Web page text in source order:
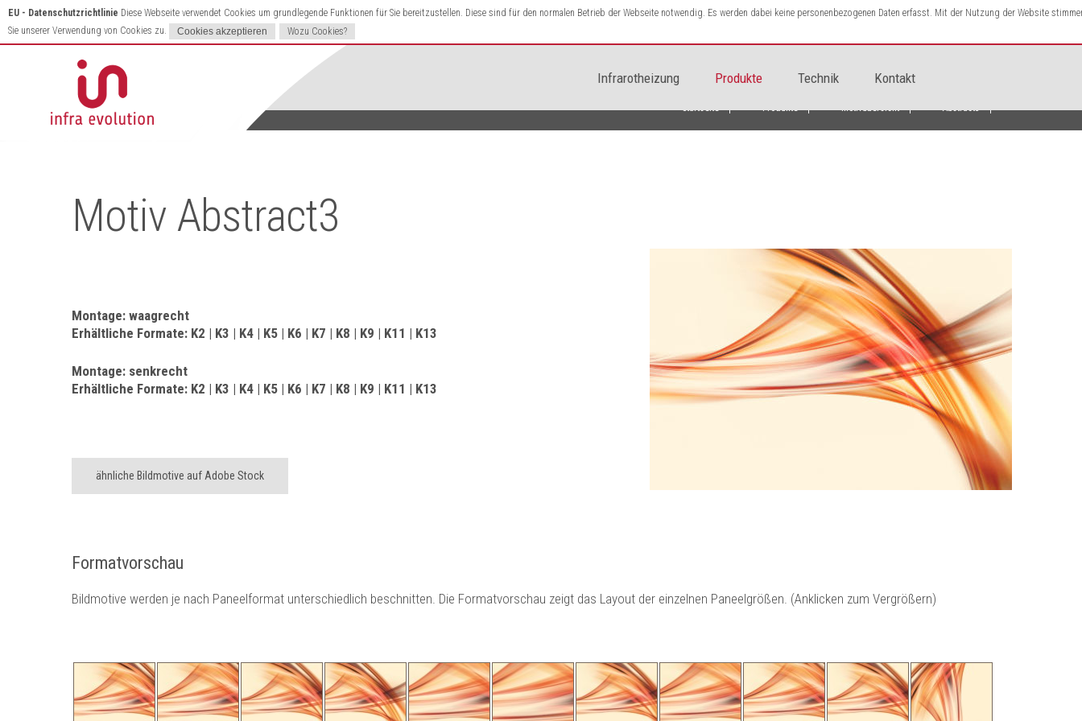
EU - Datenschutzrichtlinie Diese Webseite verwendet Cookies um grundlegende Funktionen für Sie bereitzustellen. Diese sind für den normalen Betrieb der Webseite notwendig. Es werden dabei keine personenbezogenen Daten erfasst. Mit der Nutzung der Website
Sie unserer Verwendung von Cookies zu.
Wozu Cookies?
Infrarotheizung Produkte Technik Kontakt
Motiv Abstract3
Montage: waagrecht
Erhältliche Formate: K2 | K3 | K4 | K5 | K6 | K7 | K8 | K9 | K11 | K13
Montage: senkrecht
Erhältliche Formate: K2 | K3 | K4 | K5 | K6 | K7 | K8 | K9 | K11 | K13
ähnliche Bildmotive auf Adobe Stock
Formatvorschau
Bildmotive werden je nach Paneelformat unterschiedlich beschnitten. Die Formatvorschau zeigt das Layout der einzelnen Paneelgrößen. (Anklicken zum Vergrößern)